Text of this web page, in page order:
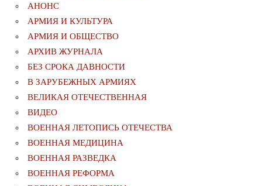
АНОНС
АРМИЯ И КУЛЬТУРА
АРМИЯ И ОБЩЕСТВО
АРХИВ ЖУРНАЛА
БЕЗ СРОКА ДАВНОСТИ
В ЗАРУБЕЖНЫХ АРМИЯХ
ВЕЛИКАЯ ОТЕЧЕСТВЕННАЯ
ВИДЕО
ВОЕННАЯ ЛЕТОПИСЬ ОТЕЧЕСТВА
ВОЕННАЯ МЕДИЦИНА
ВОЕННАЯ РАЗВЕДКА
ВОЕННАЯ РЕФОРМА